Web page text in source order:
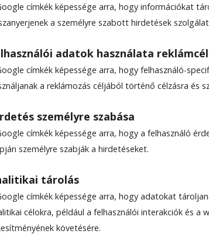
címkék képessége arra, hogy információkat
a személyre szabott hirdetések
adatok használata
címkék képessége arra, hogy felhasználó-
a reklámozás céljából történő célzásra és
személyre szabása
címkék képessége arra, hogy a felhasználó
személyre szabják a hirdetéseket.
tárolás
címkék képessége arra, hogy adatokat
célokra, például a felhasználói interakciók és a
követésére.
helyszíne
végeztek átfogó